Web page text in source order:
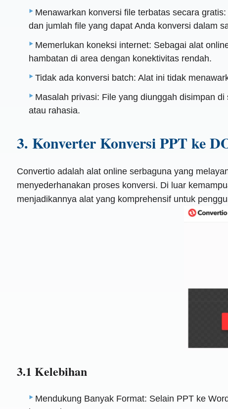
Menawarkan konversi file terbatas secara
dan jumlah file yang dapat Anda konversi dalam
Memerlukan koneksi internet: Sebagai alat
hambatan di area dengan konektivitas rendah.
Tidak ada konversi batch: Alat ini tidak
Masalah privasi: File yang diunggah disimpan
atau rahasia.
3. Konverter Konversi PPT ke
Convertio adalah alat online serbaguna yang
menyederhanakan proses konversi. Di luar
menjadikannya alat yang komprehensif untuk
3.1 Kelebihan
Mendukung Banyak Format: Selain PPT ke